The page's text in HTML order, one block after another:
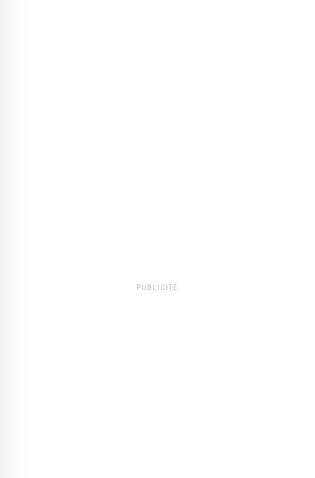
PUBLICITÉ